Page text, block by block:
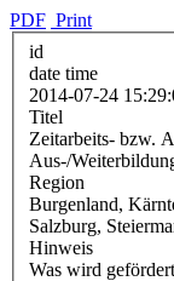
PDF Print
id
date time
2014-07-24
Titel
Zeitarbeits- bzw.
Aus-/
Region
Burgenland,
Salzburg,
Hinweis
Was wird gefördert